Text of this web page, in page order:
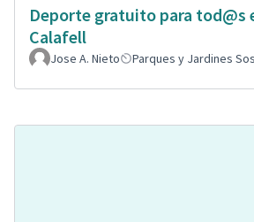
Deporte gratuito para tod@s
Calafell
Jose A. Nieto Parques y Jardines